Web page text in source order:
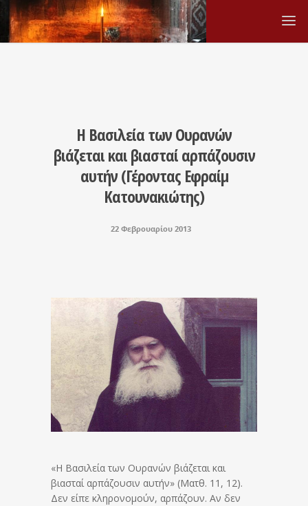
Η Βασιλεία των Ουρανών
βιάζεται και βιασταί αρπάζουσιν
αυτήν (Γέροντας Εφραίμ
Κατουνακιώτης)
22 Φεβρουαρίου 2013
«Η Βασιλεία των Ουρανών βιάζεται και
βιασταί αρπάζουσιν αυτήν» (Ματθ. 11, 12).
Δεν είπε κληρονομούν, αρπάζουν. Αν δεν